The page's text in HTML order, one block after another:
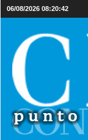
06/08/2026 08:20:42